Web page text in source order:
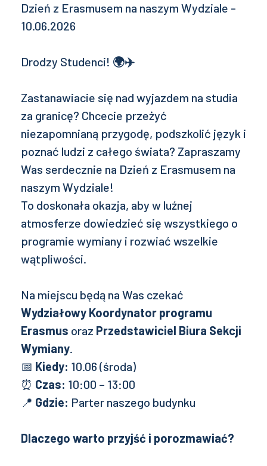
Dzień z Erasmusem na naszym Wydziale -
10.06.2026
Drodzy Studenci! 🌍✈️
Zastanawiacie się nad wyjazdem na studia
za granicę? Chcecie przeżyć
niezapomnianą przygodę, podszkolić język i
poznać ludzi z całego świata? Zapraszamy
Was serdecznie na Dzień z Erasmusem na
naszym Wydziale!
To doskonała okazja, aby w luźnej
atmosferze dowiedzieć się wszystkiego o
programie wymiany i rozwiać wszelkie
wątpliwości.
Na miejscu będą na Was czekać
Wydziałowy Koordynator programu
Erasmus oraz Przedstawiciel Biura Sekcji
Wymiany.
📅 Kiedy: 10.06 (środa)
⏰ Czas: 10:00 – 13:00
📍 Gdzie: Parter naszego budynku
Dlaczego warto przyjść i porozmawiać?